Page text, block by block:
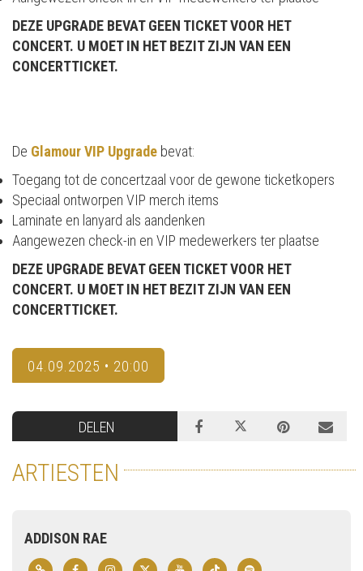
DEZE UPGRADE BEVAT GEEN TICKET VOOR HET
CONCERT. U MOET IN HET BEZIT ZIJN VAN EEN
CONCERTTICKET.
De Glamour VIP Upgrade bevat:
Toegang tot de concertzaal voor de gewone ticketkopers
Speciaal ontworpen VIP merch items
Laminate en lanyard als aandenken
Aangewezen check-in en VIP medewerkers ter plaatse
DEZE UPGRADE BEVAT GEEN TICKET VOOR HET
CONCERT. U MOET IN HET BEZIT ZIJN VAN EEN
CONCERTTICKET.
04.09.2025 • 20:00
DELEN
ARTIESTEN
ADDISON RAE